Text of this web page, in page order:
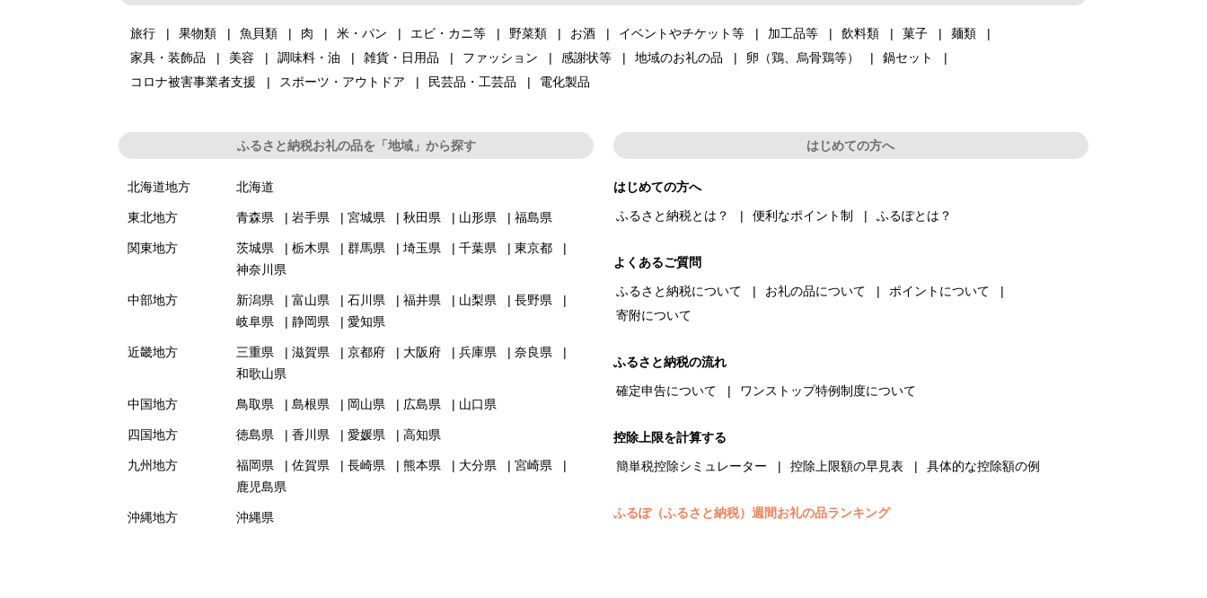
旅行 果物類 魚貝類 肉 米・パン エビ・カニ等 野菜類 お酒 イベントやチケット等 加工品等 飲料類 菓子
麺類
家具・装飾品
美容 調味料・油 雑貨・日用品 ファッション 感謝状等 地域のお礼の品 卵（鶏、烏骨鶏等）
鍋セット
コロナ被害事業者支援
スポーツ・アウトドア 民芸品・工芸品 電化製品
ふるさと納税お礼の品を「地域」から探す
北海道地方 北海道
東北地方 青森県 岩手県 宮城県 秋田県 山形県 福島県
関東地方 茨城県 栃木県 群馬県 埼玉県 千葉県
東京都
神奈川県
中部地方 新潟県 富山県 石川県 福井県 山梨県
長野県
岐阜県
静岡県 愛知県
近畿地方 三重県 滋賀県 京都府 大阪府 兵庫県
奈良県
和歌山県
中国地方 鳥取県 島根県 岡山県 広島県 山口県
四国地方 徳島県 香川県 愛媛県 高知県
九州地方 福岡県 佐賀県 長崎県 熊本県 大分県
宮崎県
鹿児島県
沖縄地方 沖縄県
はじめての方へ
はじめての方へ
ふるさと納税とは？
便利なポイント制 ふるぽとは？
よくあるご質問
ふるさと納税について
お礼の品について
ポイントについて
寄附について
ふるさと納税の流れ
確定申告について
ワンストップ特例制度について
控除上限を計算する
簡単税控除シミュレーター
控除上限額の早見表 具体的な控除額の例
ふるぽ（ふるさと納税）週間お礼の品ランキング